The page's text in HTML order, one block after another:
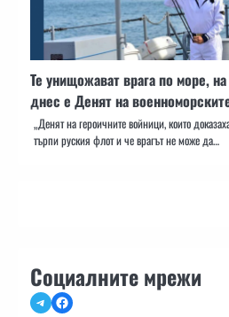
Те унищожават врага по море,
днес е Денят на
„Денят на героичните войници, които
търпи руския флот и че врагът не може да…
Социалните мрежи
TelegramFacebook